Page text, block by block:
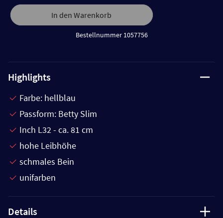
In den Warenkorb
Bestellnummer 1057756
Highlights
Farbe: hellblau
Passform: Betty Slim
Inch L32 - ca. 81 cm
hohe Leibhöhe
schmales Bein
unifarben
Details